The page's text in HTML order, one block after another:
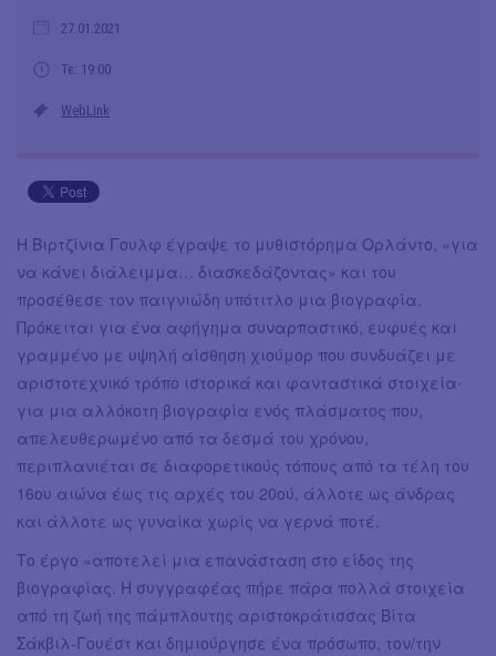
27.01.2021
Τε: 19:00
WebLink
Η Βιρτζίνια Γουλφ έγραψε το μυθιστόρημα Ορλάντο, «για
να κάνει διάλειμμα… διασκεδάζοντας» και του
προσέθεσε τον παιγνιώδη υπότιτλο μια βιογραφία.
Πρόκειται για ένα αφήγημα συναρπαστικό, ευφυές και
γραμμένο με υψηλή αίσθηση χιούμορ που συνδυάζει με
αριστοτεχνικό τρόπο ιστορικά και φανταστικά στοιχεία∙
για μια αλλόκοτη βιογραφία ενός πλάσματος που,
απελευθερωμένο από τα δεσμά του χρόνου,
περιπλανιέται σε διαφορετικούς τόπους από τα τέλη του
16ου αιώνα έως τις αρχές του 20ού, άλλοτε ως άνδρας
και άλλοτε ως γυναίκα χωρίς να γερνά ποτέ.
Το έργο «αποτελεί μια επανάσταση στο είδος της
βιογραφίας. Η συγγραφέας πήρε πάρα πολλά στοιχεία
από τη ζωή της πάμπλουτης αριστοκράτισσας Βίτα
Σάκβιλ-Γουέστ και δημιούργησε ένα πρόσωπο, τον/την